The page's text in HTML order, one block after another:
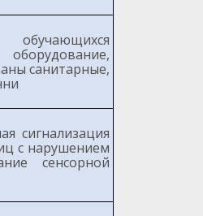
санитарные,
сигнализация
с нарушением
сенсорной